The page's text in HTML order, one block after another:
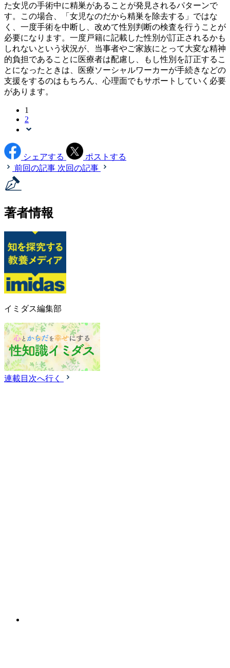
た女児の手術中に精巣があることが発見されるパターンで
す。この場合、「女児なのだから精巣を除去する」ではな
く、一度手術を中断し、改めて性別判断の検査を行うことが
必要になります。一度戸籍に記載した性別が訂正されるかも
しれないという状況が、当事者やご家族にとって大変な精神
的負担であることに医療者は配慮し、もし性別を訂正するこ
とになったときは、医療ソーシャルワーカーが手続きなどの
支援をするのはもちろん、心理面でもサポートしていく必要
があります。
1
2
シェアする
ポストする
前回の記事 次回の記事
著者情報
イミダス編集部
連載目次へ行く